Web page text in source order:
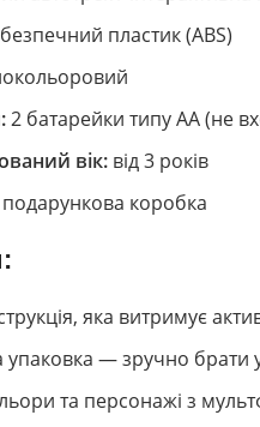
безпечний пластик (ABS)
2 батарейки типу AA (не
вік: від 3 років
подарункова коробка
яка витримує
упаковка — зручно брати
та персонажі з